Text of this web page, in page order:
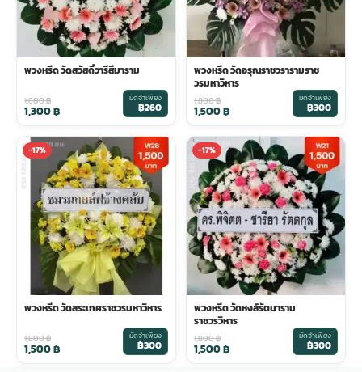
พวงหรีด วัดสวัสดิ์วารีสีมาราม
1,600฿
1,300฿
มัดจำเพียง
฿260
พวงหรีด วัดอรุณราชวรารามราช
วรมหาวิหาร
1,800฿
1,500฿
มัดจำเพียง
฿300
-17%
พวงหรีด วัดสระเกศราชวรมหาวิหาร
1,800฿
1,500฿
มัดจำเพียง
฿300
-17%
พวงหรีด วัดหงส์รัตนาราม
ราชวรวิหาร
1,800฿
1,500฿
มัดจำเพียง
฿300